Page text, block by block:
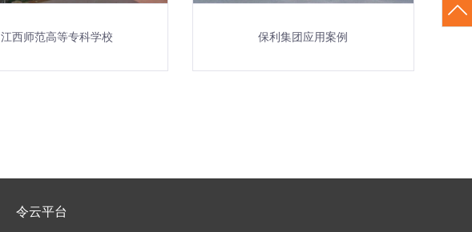
江西师范高等专科学校 保利集团应用案例
令云平台